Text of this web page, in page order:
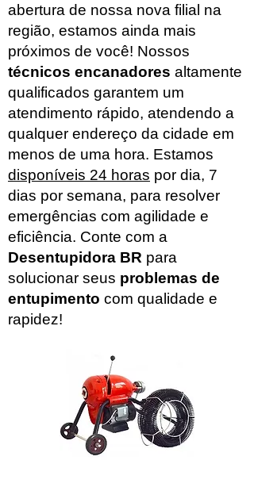
abertura de nossa nova filial na
região, estamos ainda mais
próximos de você! Nossos
técnicos encanadores altamente
qualificados garantem um
atendimento rápido, atendendo a
qualquer endereço da cidade em
menos de uma hora. Estamos
disponíveis 24 horas por dia, 7
dias por semana, para resolver
emergências com agilidade e
eficiência. Conte com a
Desentupidora BR para
solucionar seus problemas de
entupimento com qualidade e
rapidez!